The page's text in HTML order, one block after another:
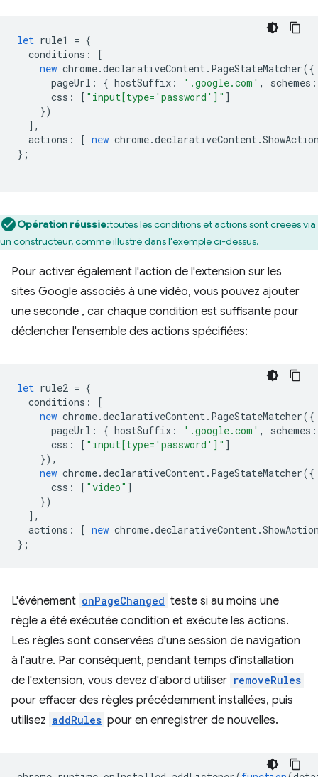
let rule1 = {
conditions :
[
new chrome.declarativeContent. PageStateMatcher({
pageUrl : { hostSuffix : '.google.com' , schemes :
css : [ "input[type='password']" ]
})
],
actions : [ new chrome.declarativeContent.
};
Opération réussie:toutes les conditions et actions sont créées via
un constructeur, comme illustré dans l'exemple ci-dessus.
Pour activer également l'action de l'extension sur les
sites Google associés à une vidéo, vous pouvez ajouter
une seconde , car chaque condition est suffisante pour
déclencher l'ensemble des actions spécifiées:
let rule2 = {
conditions :
[
new chrome.declarativeContent. PageStateMatcher({
pageUrl : { hostSuffix : '.google.com' , schemes :
css : [ "input[type='password']" ]
}),
new chrome.declarativeContent. PageStateMatcher({
css : [ "video" ]
})
],
actions : [ new chrome.declarativeContent.
};
L'événement onPageChanged teste si au moins une
règle a été exécutée condition et exécute les actions.
Les règles sont conservées d'une session de navigation
à l'autre. Par conséquent, pendant temps d'installation
de l'extension, vous devez d'abord utiliser removeRules
pour effacer des règles précédemment installées, puis
utilisez addRules pour en enregistrer de nouvelles.